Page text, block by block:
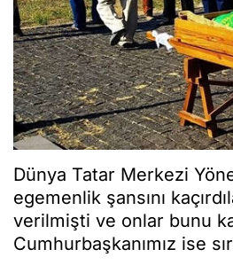
Dünya Tatar Merkezi
egemenlik şansını
verilmişti ve onlar bunu
Cumhurbaşkanımız ise